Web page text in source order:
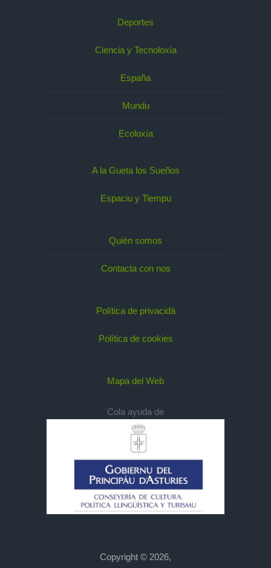
Deportes
Ciencia y Tecnoloxía
España
Mundu
Ecoloxía
A la Gueta los Sueños
Espaciu y Tiempu
Quién somos
Contacta con nos
Política de privacidá
Política de cookies
Mapa del Web
Cola ayuda de
Copyright © 2026,